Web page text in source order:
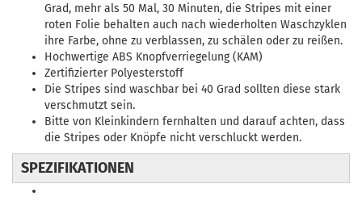
Grad, mehr als 50 Mal, 30 Minuten, die Stripes mit einer
roten Folie behalten auch nach wiederholten Waschzyklen
ihre Farbe, ohne zu verblassen, zu schälen oder zu reißen.
Hochwertige ABS Knopfverriegelung (KAM)
Zertifizierter Polyesterstoff
Die Stripes sind waschbar bei 40 Grad sollten diese stark
verschmutzt sein.
Bitte von Kleinkindern fernhalten und darauf achten, dass
die Stripes oder Knöpfe nicht verschluckt werden.
SPEZIFIKATIONEN